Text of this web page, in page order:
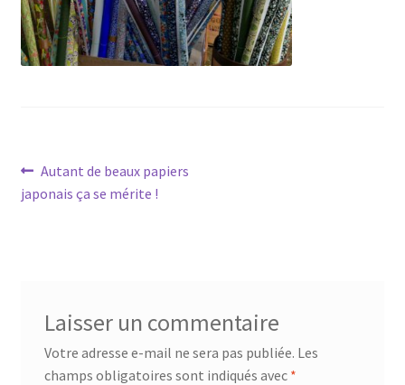
Navigation
de
Article
précédent :
Autant de beaux papiers
japonais ça se mérite !
Laisser un commentaire
Votre adresse e-mail ne sera pas publiée. Les
champs obligatoires sont indiqués avec *